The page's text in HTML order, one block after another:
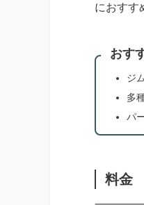
におすす
おす
ジ
多
パ
料金